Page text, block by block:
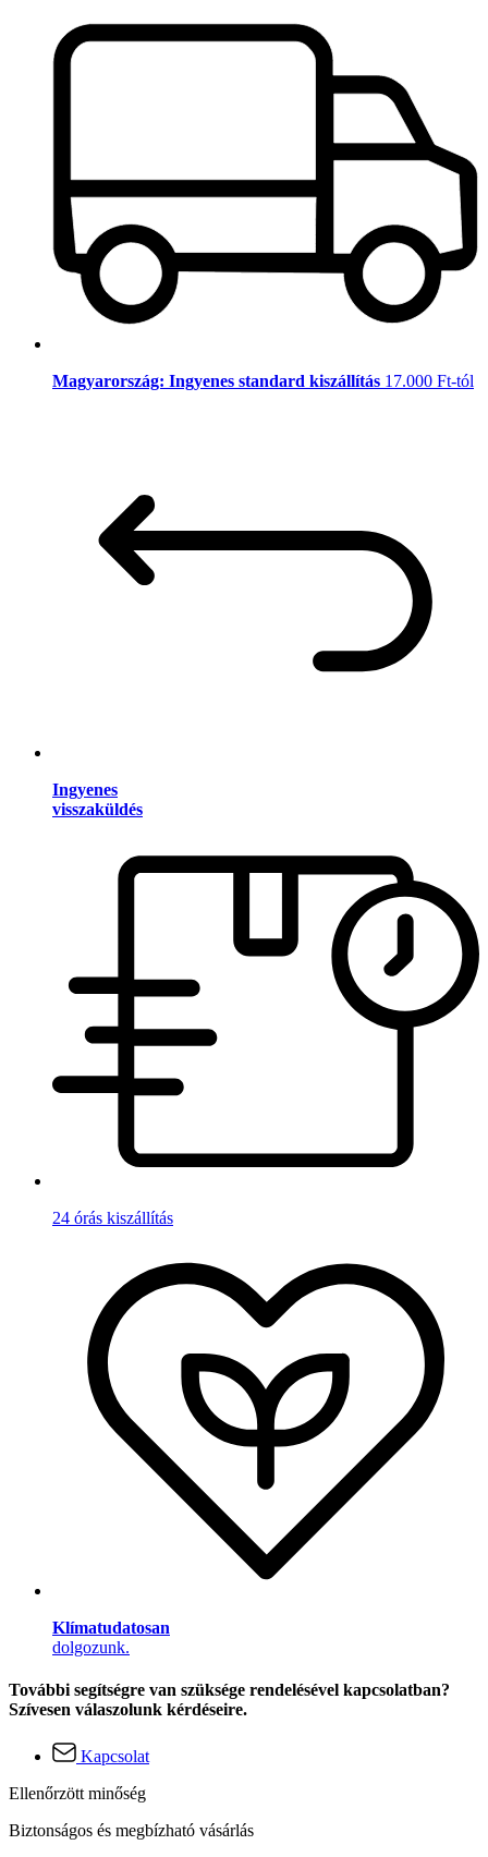
Magyarország: Ingyenes standard kiszállítás 17.000 Ft-tól
Ingyenes
visszaküldés
24 órás kiszállítás
Klímatudatosan
dolgozunk.
További segítségre van szüksége rendelésével kapcsolatban?
Szívesen válaszolunk kérdéseire.
Kapcsolat
Ellenőrzött minőség
Biztonságos és megbízható vásárlás